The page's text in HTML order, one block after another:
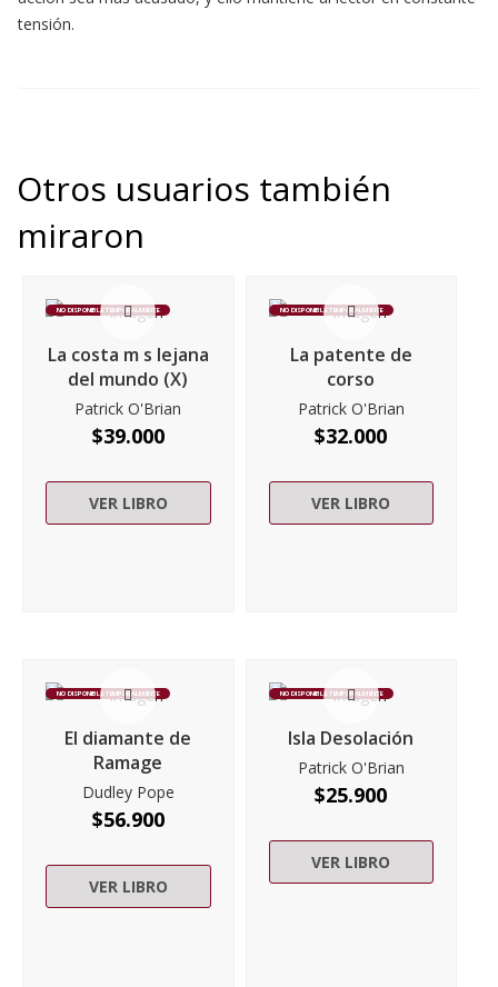
tensión.
Otros usuarios también
miraron
NO DISPONIBLE TEMPORALMENTE
La costa m s lejana
del mundo (X)
Patrick O'Brian
$39.000
VER LIBRO
NO DISPONIBLE TEMPORALMENTE
La patente de
corso
Patrick O'Brian
$32.000
VER LIBRO
NO DISPONIBLE TEMPORALMENTE
El diamante de
Ramage
Dudley Pope
$56.900
VER LIBRO
NO DISPONIBLE TEMPORALMENTE
Isla Desolación
Patrick O'Brian
$25.900
VER LIBRO